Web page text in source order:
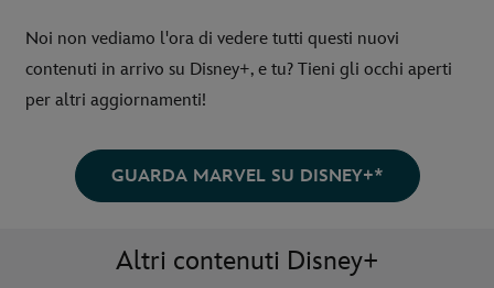
Noi non vediamo l'ora di vedere tutti questi nuovi
contenuti in arrivo su Disney+, e tu? Tieni gli occhi aperti
per altri aggiornamenti!
GUARDA MARVEL SU DISNEY+*
Altri contenuti Disney+